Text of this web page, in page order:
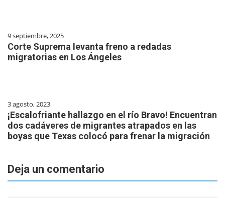
9 septiembre, 2025
Corte Suprema levanta freno a redadas
migratorias en Los Ángeles
3 agosto, 2023
¡Escalofriante hallazgo en el río Bravo! Encuentran
dos cadáveres de migrantes atrapados en las
boyas que Texas colocó para frenar la migración
Deja un comentario